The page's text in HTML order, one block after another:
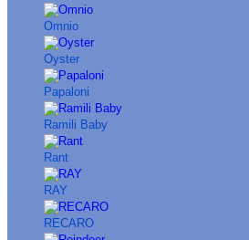
Omnio
Oyster
Papaloni
Ramili Baby
Rant
RAY
RECARO